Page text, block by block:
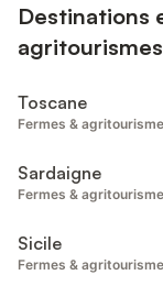
Destinations
agritourismes
Toscane
Fermes &
Sardaigne
Fermes &
Sicile
Fermes &